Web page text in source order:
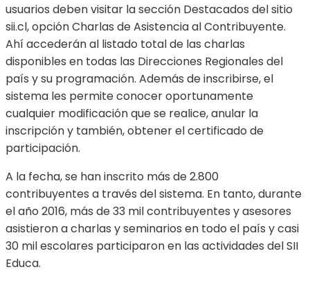
usuarios deben visitar la sección Destacados del sitio
sii.cl, opción Charlas de Asistencia al Contribuyente.
Ahí accederán al listado total de las charlas
disponibles en todas las Direcciones Regionales del
país y su programación. Además de inscribirse, el
sistema les permite conocer oportunamente
cualquier modificación que se realice, anular la
inscripción y también, obtener el certificado de
participación.
A la fecha, se han inscrito más de 2.800
contribuyentes a través del sistema. En tanto, durante
el año 2016, más de 33 mil contribuyentes y asesores
asistieron a charlas y seminarios en todo el país y casi
30 mil escolares participaron en las actividades del SII
Educa.